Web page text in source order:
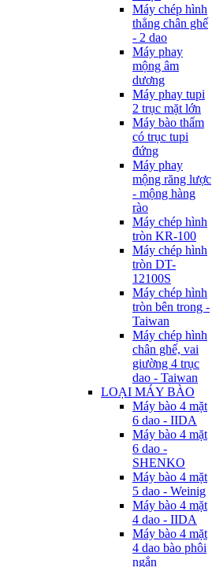
Máy chép hình
thẳng chân ghế
- 2 dao
Máy phay
mộng âm
dương
Máy phay tupi
2 trục mặt lớn
Máy bào thẩm
có trục tupi
đứng
Máy phay
mộng răng lược
- mộng hàng
rào
Máy chép hình
tròn KR-100
Máy chép hình
tròn DT-
12100S
Máy chép hình
tròn bên trong -
Taiwan
Máy chép hình
chân ghế, vai
giường 4 trục
dao - Taiwan
LOẠI MÁY BÀO
Máy bào 4 mặt
6 dao - IIDA
Máy bào 4 mặt
6 dao -
SHENKO
Máy bào 4 mặt
5 dao - Weinig
Máy bào 4 mặt
4 dao - IIDA
Máy bào 4 mặt
4 dao bào phôi
ngắn